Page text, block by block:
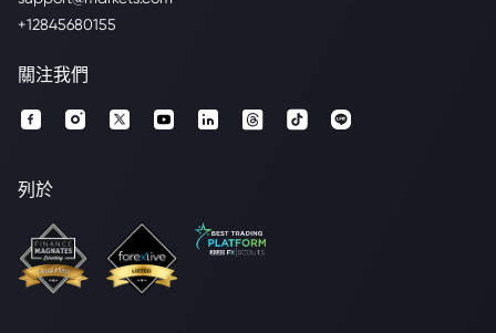
+12845680155
關注我們
列於